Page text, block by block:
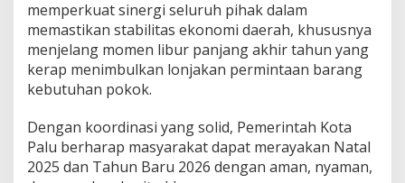
memperkuat sinergi seluruh pihak dalam
memastikan stabilitas ekonomi daerah, khususnya
menjelang momen libur panjang akhir tahun yang
kerap menimbulkan lonjakan permintaan barang
kebutuhan pokok.
Dengan koordinasi yang solid, Pemerintah Kota
Palu berharap masyarakat dapat merayakan Natal
2025 dan Tahun Baru 2026 dengan aman, nyaman,